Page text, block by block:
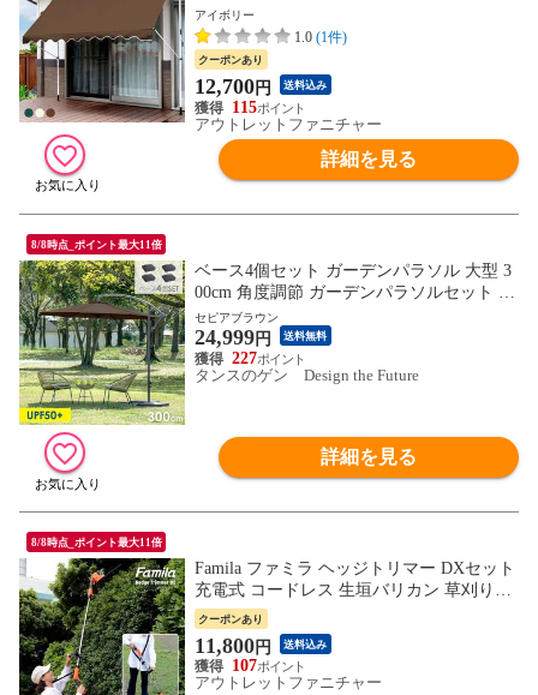
カット スクリーン ブラインド 屋外 目隠し
窓 オーニングテント 夏 紫外線 節電 自宅
熱中症対策 エクステリア
アイボリー
1.0 (1件)
クーポンあり
12,700円 送料込み
115
アウトレットファニチャー
詳細を見る
8/8時点_ポイント最大11倍
ベース4個セット ガーデンパラソル 大型 3
00cm 角度調節 ガーデンパラソルセット 3
m ハンギングパラソル パラソル ガーデン
ファニチャー 日除け UVカット 折り畳み 7
850000305〔セピアブラウン〕
セピアブラウン
24,999円 送料無料
227
タンスのゲン Design the Future
詳細を見る
8/8時点_ポイント最大11倍
Famila ファミラ ヘッジトリマー DXセット
充電式 コードレス 生垣バリカン 草刈りバ
リカン 生垣 草刈り 手入れ 刈り込み 剪定
バリカン 植木バリカン トリマー ガーデニ
ングばさみ
クーポンあり
11,800円 送料込み
107
アウトレットファニチャー